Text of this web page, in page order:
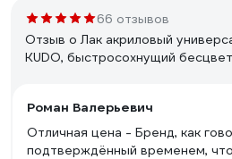
66 отзывов
Отзыв о Лак акриловый
KUDO, быстросохнущий
Роман Валерьевич
Отличная цена - Бренд, как
подтверждённый временем,